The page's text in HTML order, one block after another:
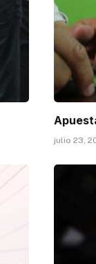
julio 23,